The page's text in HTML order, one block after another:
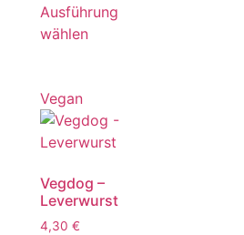
Ausführung
wählen
Vegan
Vegdog –
Leverwurst
4,30 €